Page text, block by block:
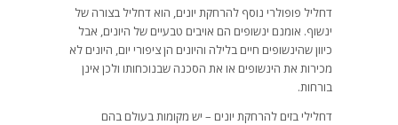
דחליל פופולרי נוסף להרחקת יונים, הוא דחליל בצורה של
ינשוף. אומנם ינשופים הם אויבים טבעיים של היונים, אבל
כיוון שהינשופים חיים בלילה והיונים הן ציפורי יום, היונים לא
מכירות את הינשופים או את הסכנה שבנוכחותו ולכן אינן
בורחות.
דחלילי בזים להרחקת יונים – יש מקומות בעולם בהם